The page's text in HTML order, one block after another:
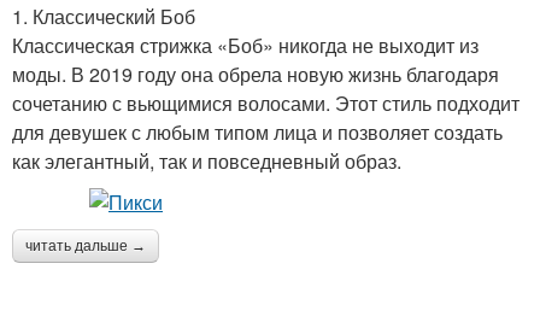
1. Классический Боб
Классическая стрижка «Боб» никогда не выходит из
моды. В 2019 году она обрела новую жизнь благодаря
сочетанию с вьющимися волосами. Этот стиль подходит
для девушек с любым типом лица и позволяет создать
как элегантный, так и повседневный образ.
читать дальше →